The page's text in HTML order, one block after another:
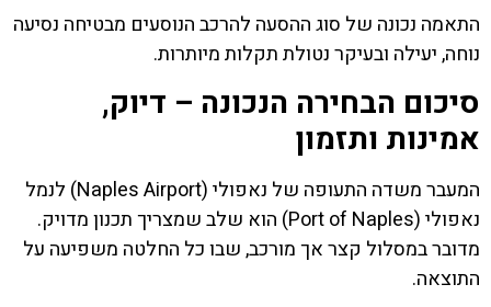
התאמה נכונה של סוג ההסעה להרכב הנוסעים מבטיחה נסיעה
נוחה, יעילה ובעיקר נטולת תקלות מיותרות.
סיכום הבחירה הנכונה – דיוק,
אמינות ותזמון
המעבר משדה התעופה של נאפולי (Naples Airport) לנמל
נאפולי (Port of Naples) הוא שלב שמצריך תכנון מדויק.
מדובר במסלול קצר אך מורכב, שבו כל החלטה משפיעה על
התוצאה.